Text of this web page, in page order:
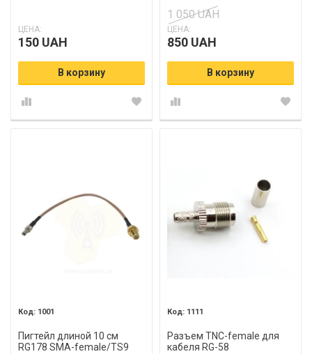
ЦЕНА:
150 UAH
В корзину
1 050 UAH
ЦЕНА:
850 UAH
В корзину
1001
Пигтейл длиной 10 см
RG178 SMA-female/TS9
1111
Разъем TNC-female для
кабеля RG-58